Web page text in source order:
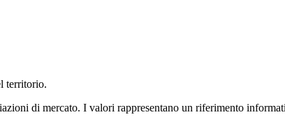
territorio.
di mercato. I valori rappresentano un riferimento